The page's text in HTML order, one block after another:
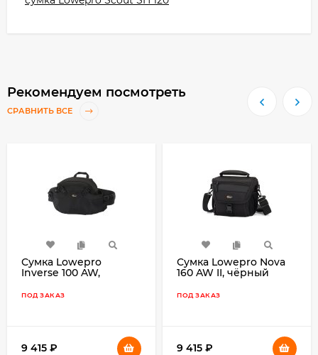
Рекомендуем посмотреть
СРАВНИТЬ ВСЕ
Сумка Lowepro
Inverse 100 AW,
ПОД ЗАКАЗ
9 415
Сумка Lowepro Nova
160 AW II, чёрный
ПОД ЗАКАЗ
9 415